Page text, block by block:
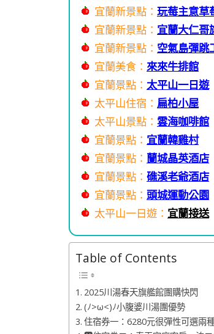
宜蘭新景點： 玩莓主意草
宜蘭新景點： 宜蘭大仁哥
宜蘭新景點： 空氣島彈跳
宜蘭美食： 來來牛排館
宜蘭景點： 太平山一日遊
太平山住宿： 扁柏小屋
太平山景點： 雲海咖啡館
宜蘭景點： 宜蘭韓雞村
宜蘭景點： 蘭城晶英酒店
宜蘭景點： 礁溪老爺酒店
宜蘭景點： 頭城運動公園
太平山一日遊： 宜蘭接送
Table of Contents
2025川湯春天旗艦館團購快閃
(ﾉ>ω<)ﾉ小腹婆川湯團優勢
住宿券一：6280元很彈性可選兩